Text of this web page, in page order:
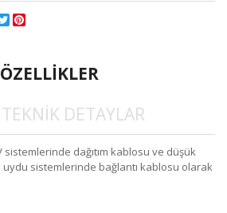
Twitter
TEKNİK DETAYLAR
sistemlerinde dağıtım kablosu ve düşük
uydu sistemlerinde bağlantı kablosu olarak